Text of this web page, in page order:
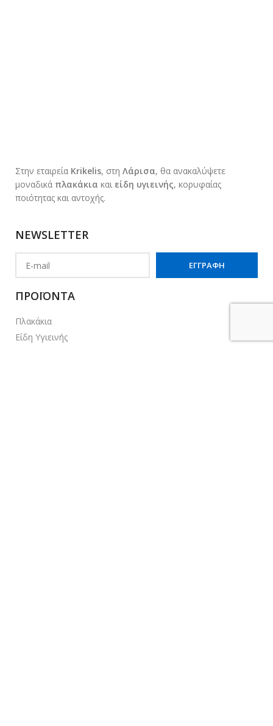
Στην εταιρεία Krikelis, στη Λάρισα, θα ανακαλύψετε
μοναδικά πλακάκια και είδη υγιεινής, κορυφαίας
ποιότητας και αντοχής.
NEWSLETTER
ΠΡΟΪΟΝΤΑ
Πλακάκια
Είδη Υγιεινής